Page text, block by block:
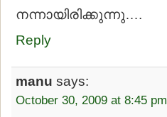
നന്നായിരിക്കുന്നു….
Reply
manu says:
October 30, 2009 at 8:45 pm